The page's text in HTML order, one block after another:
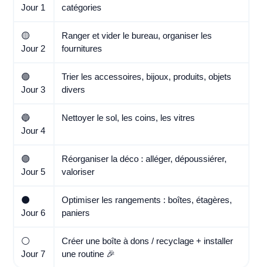
Jour 1
catégories
🟡
Jour 2
Ranger et vider le bureau, organiser les
fournitures
🟢
Jour 3
Trier les accessoires, bijoux, produits, objets
divers
🔵
Jour 4
Nettoyer le sol, les coins, les vitres
🟣
Jour 5
Réorganiser la déco : alléger, dépoussiérer,
valoriser
⚫️
Jour 6
Optimiser les rangements : boîtes, étagères,
paniers
⚪️
Jour 7
Créer une boîte à dons / recyclage + installer
une routine 🎉